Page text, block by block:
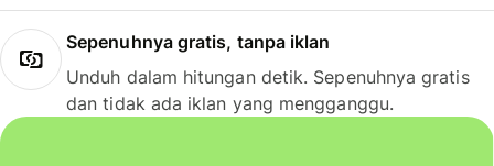
Sepenuhnya gratis, tanpa iklan
Unduh dalam hitungan detik. Sepenuhnya gratis
dan tidak ada iklan yang mengganggu.